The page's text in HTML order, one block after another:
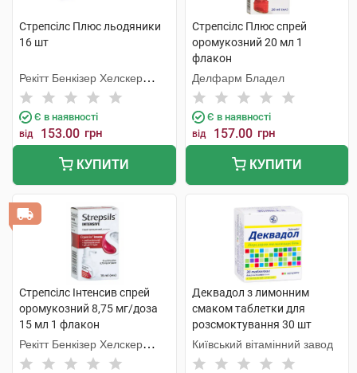
Стрепсілс Плюс льодяники
16 шт
Рекітт Бенкізер Хелскер
Інтернешнл
Є в наявності
від 153.00 грн
КУПИТИ
Стрепсілс Плюс спрей
оромукозний 20 мл 1
флакон
Делфарм Бладел
Є в наявності
від 157.00 грн
КУПИТИ
Стрепсілс Інтенсив спрей
оромукозний 8,75 мг/доза
15 мл 1 флакон
Рекітт Бенкізер Хелскер
Інтернешнл
Деквадол з лимонним
смаком таблетки для
розсмоктування 30 шт
Київський вітамінний завод